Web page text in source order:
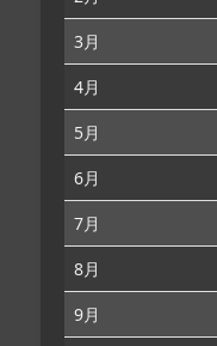
3月
4月
5月
6月
7月
8月
9月